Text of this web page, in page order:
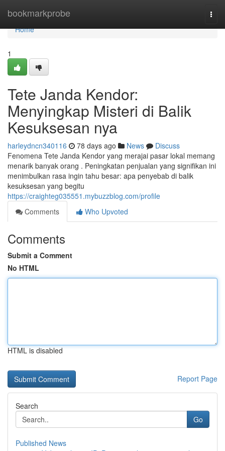
bookmarkprobe
Home
Home
1
Tete Janda Kendor:
Menyingkap Misteri di Balik
Kesuksesan nya
harleydncn340116 78 days ago News
Discuss
Fenomena Tete Janda Kendor yang merajai pasar lokal memang
menarik banyak orang . Peningkatan penjualan yang signifikan ini
menimbulkan rasa ingin tahu besar: apa penyebab di balik
kesuksesan yang begitu
https://craighteg035551.mybuzzblog.com/profile
Comments
Who Upvoted
Comments
Submit a Comment
No HTML
HTML is disabled
Report Page
Search
Go
Published News